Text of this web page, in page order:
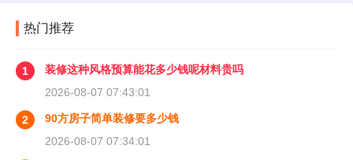
热门推荐
1
装修这种风格预算能花多少钱呢材料贵吗
2026-08-07 07:43:01
2
90方房子简单装修要多少钱
2026-08-07 07:34:01